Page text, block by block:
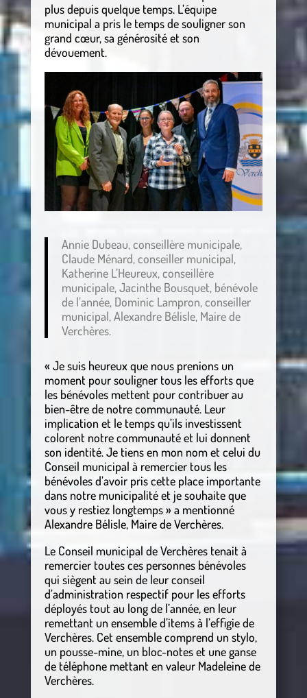
plus depuis quelque temps. L’équipe
municipal a pris le temps de souligner son
grand cœur, sa générosité et son
dévouement.
Annie Dubeau, conseillère municipale,
Claude Ménard, conseiller municipal,
Katherine L’Heureux, conseillère
municipale, Jacinthe Bousquet, bénévole
de l’année, Dominic Lampron, conseiller
municipal, Alexandre Bélisle, Maire de
Verchères.
« Je suis heureux que nous prenions un
moment pour souligner tous les efforts que
les bénévoles mettent pour contribuer au
bien-être de notre communauté. Leur
implication et le temps qu’ils investissent
colorent notre communauté et lui donnent
son identité. Je tiens en mon nom et celui du
Conseil municipal à remercier tous les
bénévoles d’avoir pris cette place importante
dans notre municipalité et je souhaite que
vous y restiez longtemps » a mentionné
Alexandre Bélisle, Maire de Verchères.
Le Conseil municipal de Verchères tenait à
remercier toutes ces personnes bénévoles
qui siègent au sein de leur conseil
d’administration respectif pour les efforts
déployés tout au long de l’année, en leur
remettant un ensemble d’items à l’effigie de
Verchères. Cet ensemble comprend un stylo,
un pousse-mine, un bloc-notes et une ganse
de téléphone mettant en valeur Madeleine de
Verchères.